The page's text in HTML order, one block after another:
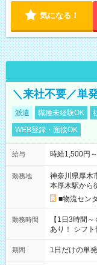
気になる！
＼来社不要／単
派遣 職種未経験OK
WEB登録・面接OK
給与 時給1,500円
勤務地
神奈川県厚木
本厚木駅から
■物流セン
勤務時間
【1日3時間
あり！ シフ
▼18:00～
期間 1日だけの単